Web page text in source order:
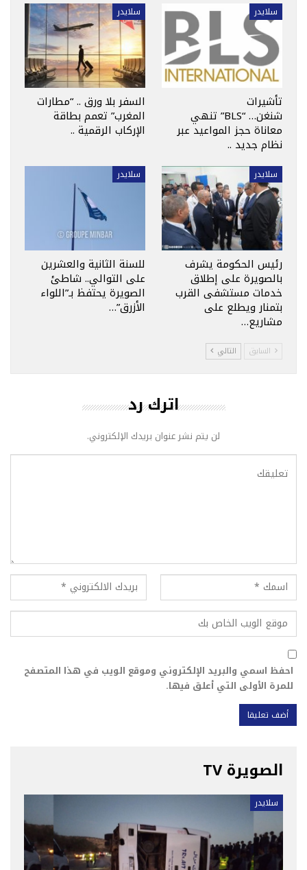
سلايدر
تأشيرات
شنغن… “BLS” تنهي
معاناة حجز المواعيد عبر
نظام جديد ..
سلايدر
السفر بلا ورق .. “مطارات
المغرب” تعمم بطاقة
الإركاب الرقمية ..
سلايدر
رئيس الحكومة يشرف
بالصويرة على إطلاق
خدمات مستشفى القرب
بتمنار ويطلع على
مشاريع…
سلايدر
للسنة الثانية والعشرين
على التوالي.. شاطئ
الصويرة يحتفظ بـ”اللواء
الأزرق”…
السابق التالي
اترك رد
لن يتم نشر عنوان بريدك الإلكتروني.
احفظ اسمي والبريد الإلكتروني وموقع الويب في هذا المتصفح
للمرة الأولى التي أعلق فيها.
الصويرة TV
سلايدر